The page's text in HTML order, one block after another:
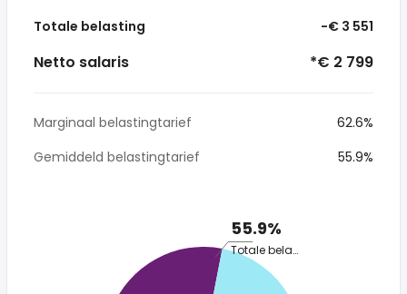
Totale belasting -€ 3 551
Netto salaris *€ 2 799
Marginaal belastingtarief
62.6%
Gemiddeld belastingtarief
55.9%
55.9%
Totale belasting